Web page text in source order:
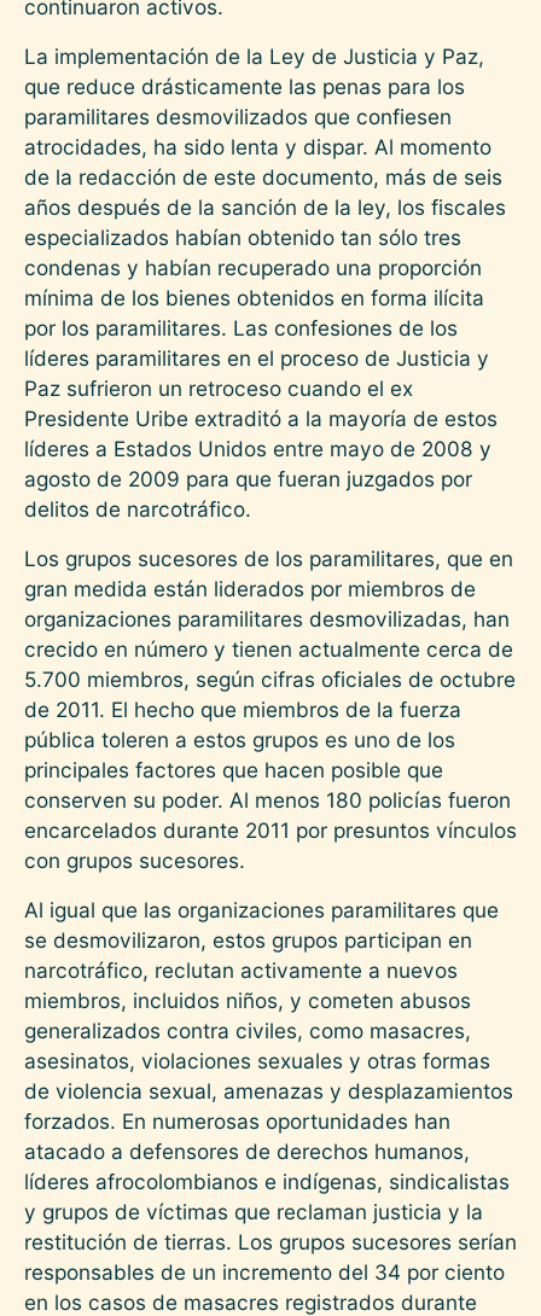
continuaron activos.
La implementación de la Ley de Justicia y Paz,
que reduce drásticamente las penas para los
paramilitares desmovilizados que confiesen
atrocidades, ha sido lenta y dispar. Al momento
de la redacción de este documento, más de seis
años después de la sanción de la ley, los fiscales
especializados habían obtenido tan sólo tres
condenas y habían recuperado una proporción
mínima de los bienes obtenidos en forma ilícita
por los paramilitares. Las confesiones de los
líderes paramilitares en el proceso de Justicia y
Paz sufrieron un retroceso cuando el ex
Presidente Uribe extraditó a la mayoría de estos
líderes a Estados Unidos entre mayo de 2008 y
agosto de 2009 para que fueran juzgados por
delitos de narcotráfico.
Los grupos sucesores de los paramilitares, que en
gran medida están liderados por miembros de
organizaciones paramilitares desmovilizadas, han
crecido en número y tienen actualmente cerca de
5.700 miembros, según cifras oficiales de octubre
de 2011. El hecho que miembros de la fuerza
pública toleren a estos grupos es uno de los
principales factores que hacen posible que
conserven su poder. Al menos 180 policías fueron
encarcelados durante 2011 por presuntos vínculos
con grupos sucesores.
Al igual que las organizaciones paramilitares que
se desmovilizaron, estos grupos participan en
narcotráfico, reclutan activamente a nuevos
miembros, incluidos niños, y cometen abusos
generalizados contra civiles, como masacres,
asesinatos, violaciones sexuales y otras formas
de violencia sexual, amenazas y desplazamientos
forzados. En numerosas oportunidades han
atacado a defensores de derechos humanos,
líderes afrocolombianos e indígenas, sindicalistas
y grupos de víctimas que reclaman justicia y la
restitución de tierras. Los grupos sucesores serían
responsables de un incremento del 34 por ciento
en los casos de masacres registrados durante